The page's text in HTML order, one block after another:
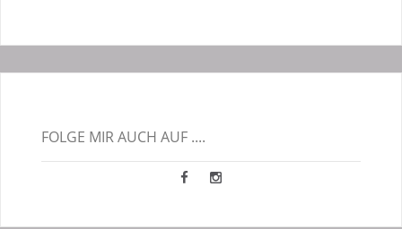
FOLGE MIR AUCH AUF ....